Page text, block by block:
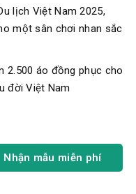
lịch Việt Nam 2025,
một sân chơi nhan sắc
2.500 áo đồng phục cho
đời Việt Nam
Nhận mẫu miễn phí